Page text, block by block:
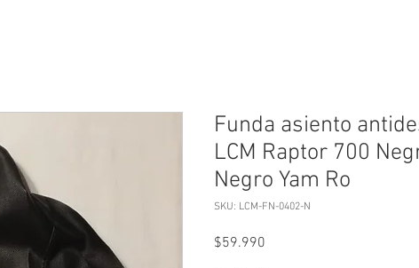
Funda asiento
LCM Raptor 700
Negro Yam Ro
SKU: LCM-FN-0402-N
$59.990